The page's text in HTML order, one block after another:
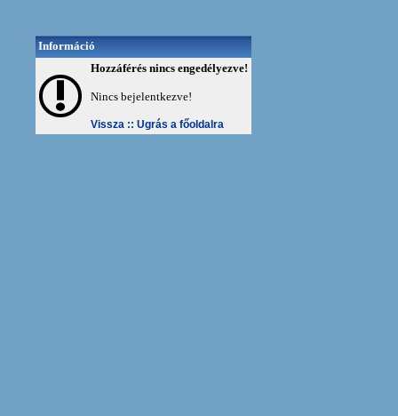
Információ
Hozzáférés nincs engedélyezve!
Nincs bejelentkezve!
Vissza :: Ugrás a főoldalra